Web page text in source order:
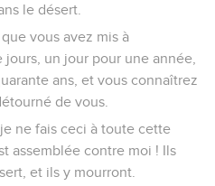
le désert.
vous avez mis à
un jour pour une année,
ans, et vous connaîtrez
de vous.
ne fais ceci à toute cette
assemblée contre moi ! Ils
et ils y mourront.